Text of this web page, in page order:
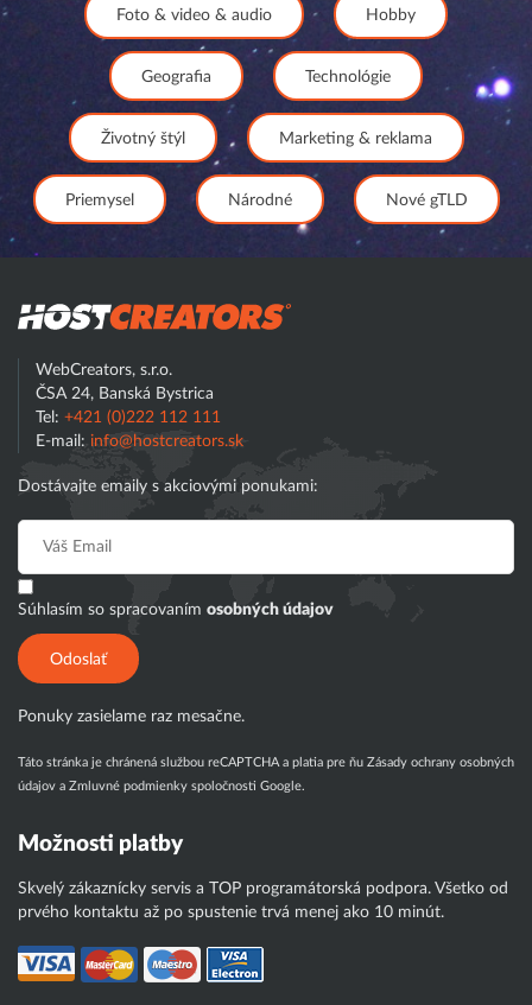
Foto & video & audio Hobby
Geografia Technológie
Životný štýl Marketing & reklama
Priemysel Národné Nové gTLD
WebCreators, s.r.o.
ČSA 24, Banská Bystrica
Tel: +421 (0)222 112 111
E-mail: info@hostcreators.sk
Dostávajte emaily s akciovými ponukami:
Súhlasím so spracovaním osobných údajov
Odoslať
Ponuky zasielame raz mesačne.
Táto stránka je chránená službou reCAPTCHA a platia pre ňu Zásady ochrany osobných
údajov a Zmluvné podmienky spoločnosti Google.
Možnosti platby
Skvelý zákaznícky servis a TOP programátorská podpora. Všetko od
prvého kontaktu až po spustenie trvá menej ako 10 minút.